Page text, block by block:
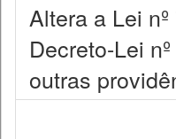
Altera a Lei
Decreto-Lei
outras